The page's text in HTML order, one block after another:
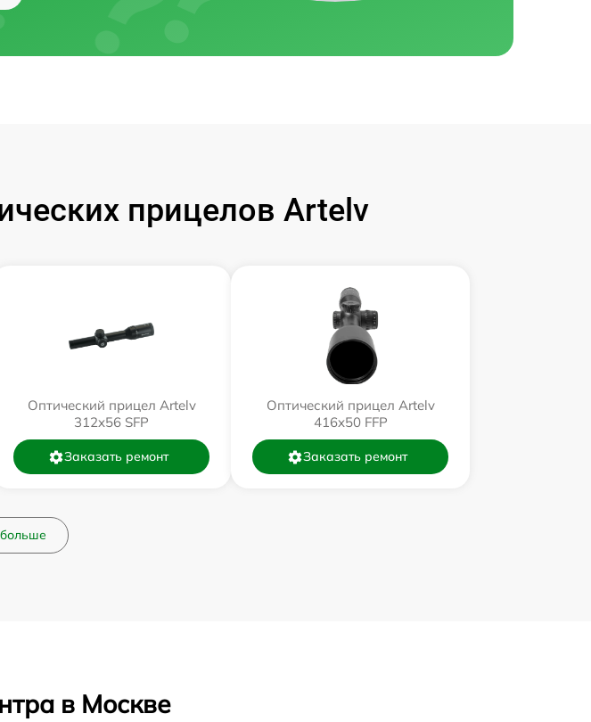
прицелов Artelv
Оптический прицел Artelv
312x56 SFP
Заказать ремонт
Оптический прицел Artelv
416x50 FFP
Заказать ремонт
в Москве